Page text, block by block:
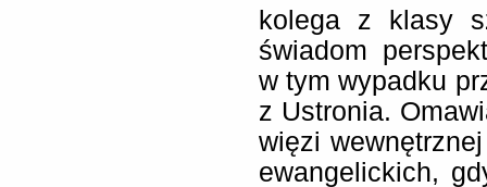
kolega z klasy
świadom
w tym wypadku
z Ustronia.
więzi
ewangelickich,